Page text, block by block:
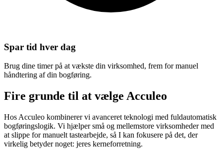
Spar tid hver dag
Brug dine timer på at vækste din virksomhed, frem for manuel
håndtering af din bogføring.
Fire grunde til at vælge Acculeo
Hos Acculeo kombinerer vi avanceret teknologi med fuldautomatisk
bogføringslogik. Vi hjælper små og mellemstore virksomheder med
at slippe for manuelt tastearbejde, så I kan fokusere på det, der
virkelig betyder noget: jeres kerneforretning.